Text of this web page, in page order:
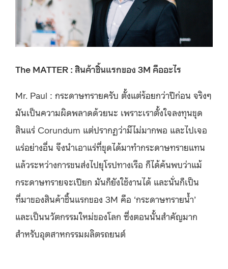
The MATTER : สินค้าชิ้นแรกของ 3M คืออะไร
Mr. Paul : กระดาษทรายครับ ตั้งแต่ร้อยกว่าปีก่อน จริงๆ
มันเป็นความผิดพลาดด้วยนะ เพราะเราตั้งใจลงทุนขุด
สินแร่ Corundum แต่ปรากฏว่ามีไม่มากพอ และไปเจอ
แร่อย่างอื่น จึงนำเอาแร่ที่ขุดได้มาทำกระดาษทรายแทน
แล้วระหว่างการขนส่งไปยุโรปทางเรือ ก็ได้ค้นพบว่าแม้
กระดาษทรายจะเปียก มันก็ยังใช้งานได้ และนั่นก็เป็น
ที่มาของสินค้าชิ้นแรกของ 3M คือ ‘กระดาษทรายน้ำ’
และเป็นนวัตกรรมใหม่ของโลก ซึ่งตอนนั้นสำคัญมาก
สำหรับอุตสาหกรรมผลิตรถยนต์